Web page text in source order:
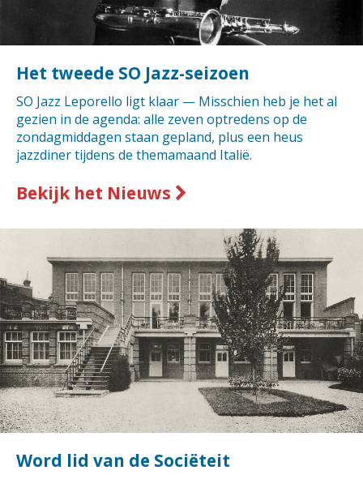
Het tweede SO Jazz-seizoen
SO Jazz Leporello ligt klaar — Misschien heb je het al
gezien in de agenda: alle zeven optredens op de
zondagmiddagen staan gepland, plus een heus
jazzdiner tijdens de themamaand Italië.
Bekijk het Nieuws
Word lid van de Sociëteit